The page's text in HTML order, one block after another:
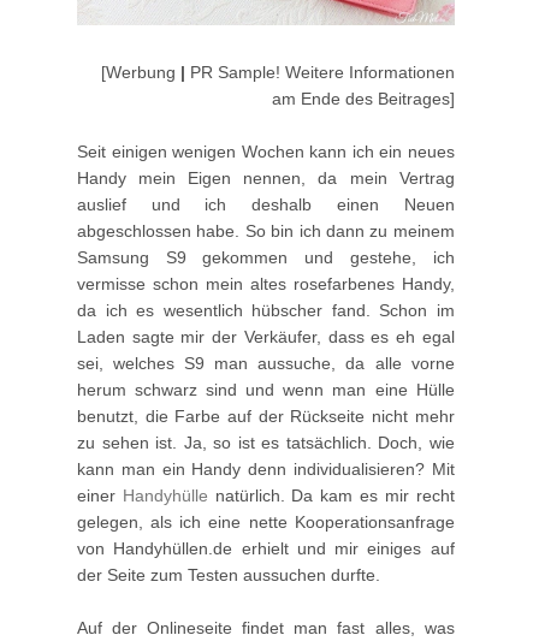
[Werbung | PR Sample! Weitere Informationen
am Ende des Beitrages]
Seit einigen wenigen Wochen kann ich ein neues
Handy mein Eigen nennen, da mein Vertrag
auslief und ich deshalb einen Neuen
abgeschlossen habe. So bin ich dann zu meinem
Samsung S9 gekommen und gestehe, ich
vermisse schon mein altes rosefarbenes Handy,
da ich es wesentlich hübscher fand. Schon im
Laden sagte mir der Verkäufer, dass es eh egal
sei, welches S9 man aussuche, da alle vorne
herum schwarz sind und wenn man eine Hülle
benutzt, die Farbe auf der Rückseite nicht mehr
zu sehen ist. Ja, so ist es tatsächlich. Doch, wie
kann man ein Handy denn individualisieren? Mit
einer Handyhülle natürlich. Da kam es mir recht
gelegen, als ich eine nette Kooperationsanfrage
von Handyhüllen.de erhielt und mir einiges auf
der Seite zum Testen aussuchen durfte.
Auf der Onlineseite findet man fast alles, was